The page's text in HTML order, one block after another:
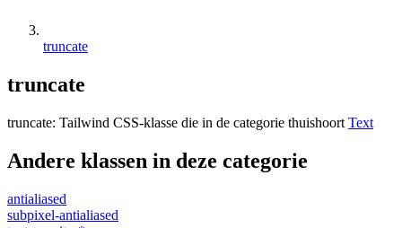
truncate
truncate
truncate: Tailwind CSS-klasse die in de categorie thuishoort Text
Andere klassen in deze categorie
antialiased
subpixel-antialiased